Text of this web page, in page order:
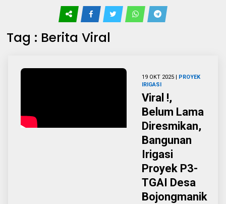
Tag : Berita Viral
19 OKT 2025 | PROYEK
IRIGASI
Viral !,
Belum Lama
Diresmikan,
Bangunan
Irigasi
Proyek P3-
TGAI Desa
Bojongmanik